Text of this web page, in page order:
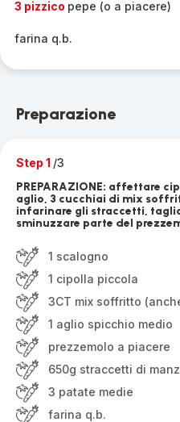
3 pizzico pepe (o a piacere)
farina q.b.
Preparazione
Step 1 /3
PREPARAZIONE: affettare
aglio, 3 cucchiai di mix
infarinare gli straccetti,
sminuzzare parte del
1 scalogno
1 cipolla piccola
3CT mix soffritto
1 aglio spicchio medio
prezzemolo a piacere
650g straccetti di
3 patate medie
farina q.b.